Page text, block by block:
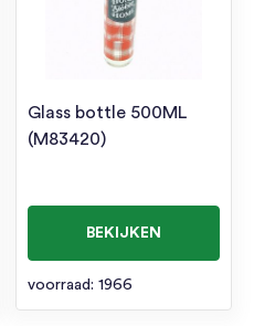
Glass bottle 500ML
(M83420)
BEKIJKEN
voorraad: 1966